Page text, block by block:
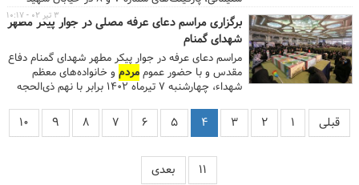
قنبرزاده و پارکینگ چهل‌سرا برای خدمات‌رسانی به عموم
مردمدر نظر گرفته شده است. خبرنگاران و عکاسان
خانم برای پوشش این مراسم می‌توانند با شماره تلفن
۸۸۵۳۱۰۰۰ روابط عمومی مصلی تماس گرفته و یا در روز
مراسم با مراجعه به محل ستاد خبری درب شمار یک
مصلی کارت اصحاب رسانه دریافت نمایند. ...
برگزاری مراسم دعای عرفه مصلی در جوار پیکر مطهر
شهدای گمنام
مراسم دعای عرفه در جوار پیکر مطهر شهدای گمنام دفاع
مقدس و با حضور عموممردم و خانواده‌های معظم
شهداء، چهارشنبه ۷ تیرماه ۱۴۰۲ برابر با نهم ذی‌الحجه
خمینی(ره) تهران برگزار می‌شود.
۳ تیر ۰۲ - ۱۰:۱۷
قبلی ۱ ۲ ۳ ۴ ۵ ۶ ۷ ۸ ۹ ۱۰
۱۱ بعدی